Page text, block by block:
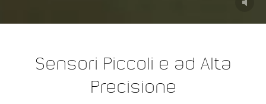
Sensori Piccoli e ad Alta
Precisione